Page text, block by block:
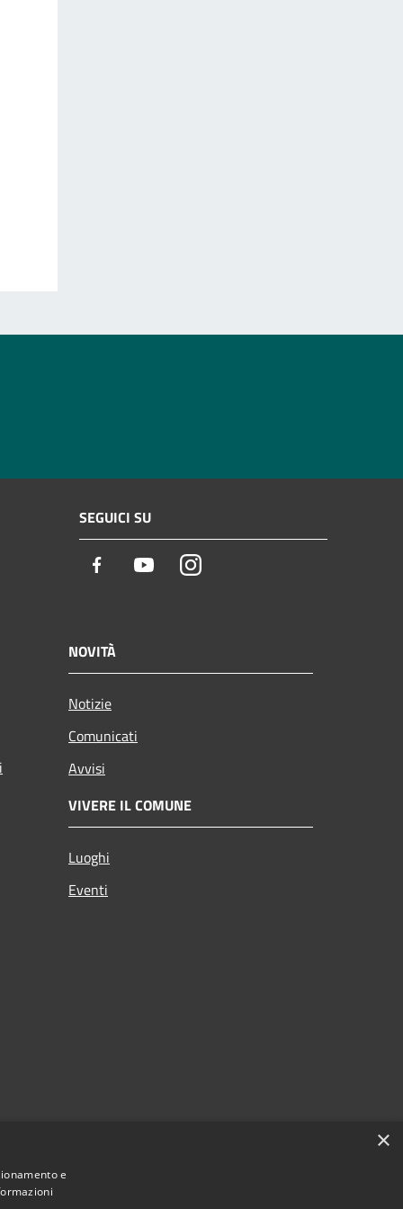
SEGUICI SU
Facebook YoutubeInstagram
NOVITÀ
Notizie
Comunicati
Avvisi
VIVERE IL COMUNE
Luoghi
Eventi
×
e